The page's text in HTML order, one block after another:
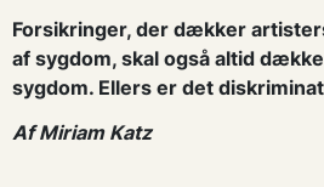
Forsikringer, der dækker
af sygdom, skal også altid
sygdom. Ellers er det
Af Miriam Katz